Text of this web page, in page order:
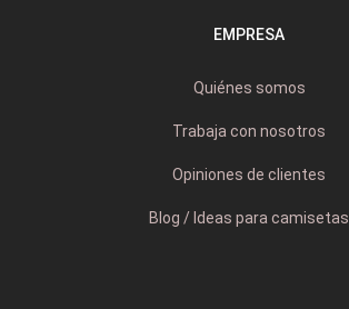
EMPRESA
Quiénes somos
Trabaja con nosotros
Opiniones de clientes
Blog / Ideas para camisetas